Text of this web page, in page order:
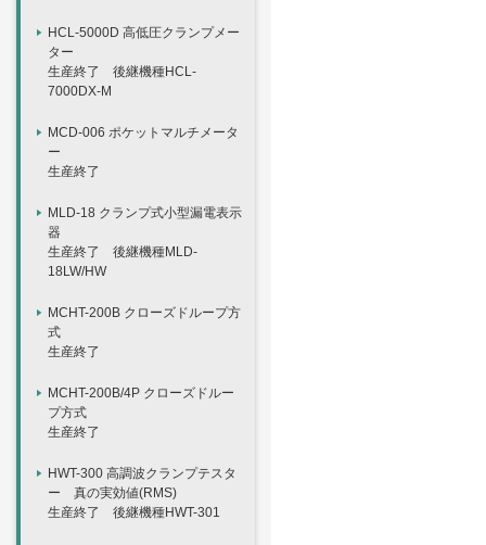
HCL-5000D 高低圧クランプメー
ター
生産終了 後継機種HCL-
7000DX-M
MCD-006 ポケットマルチメータ
ー
生産終了
MLD-18 クランプ式小型漏電表示
器
生産終了 後継機種MLD-
18LW/HW
MCHT-200B クローズドループ方
式
生産終了
MCHT-200B/4P クローズドルー
プ方式
生産終了
HWT-300 高調波クランプテスタ
ー 真の実効値(RMS)
生産終了 後継機種HWT-301